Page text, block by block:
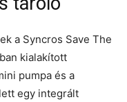
a Syncros Save The
kialakított
pumpa és a
egy integrált